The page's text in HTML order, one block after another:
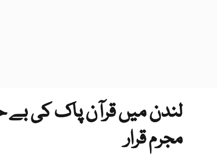
لندن میں قرآن پاک کی بے
مجرم قرار